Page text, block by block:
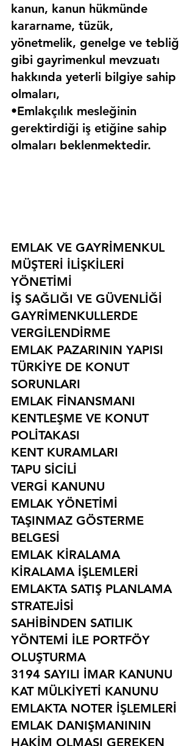
kanun, kanun hükmünde
kararname, tüzük,
yönetmelik, genelge ve tebliğ
gibi gayrimenkul mevzuatı
hakkında yeterli bilgiye sahip
olmaları,
•Emlakçılık mesleğinin
gerektirdiği iş etiğine sahip
olmaları beklenmektedir.
EMLAK VE GAYRİMENKUL
MÜŞTERİ İLİŞKİLERİ
YÖNETİMİ
İŞ SAĞLIĞI VE GÜVENLİĞİ
GAYRİMENKULLERDE
VERGİLENDİRME
EMLAK PAZARININ YAPISI
TÜRKİYE DE KONUT
SORUNLARI
EMLAK FİNANSMANI
KENTLEŞME VE KONUT
POLİTAKASI
KENT KURAMLARI
TAPU SİCİLİ
VERGİ KANUNU
EMLAK YÖNETİMİ
TAŞINMAZ GÖSTERME
BELGESİ
EMLAK KİRALAMA
KİRALAMA İŞLEMLERİ
EMLAKTA SATIŞ PLANLAMA
STRATEJİSİ
SAHİBİNDEN SATILIK
YÖNTEMİ İLE PORTFÖY
OLUŞTURMA
3194 SAYILI İMAR KANUNU
KAT MÜLKİYETİ KANUNU
EMLAKTA NOTER İŞLEMLERİ
EMLAK DANIŞMANININ
HAKİM OLMASI GEREKEN